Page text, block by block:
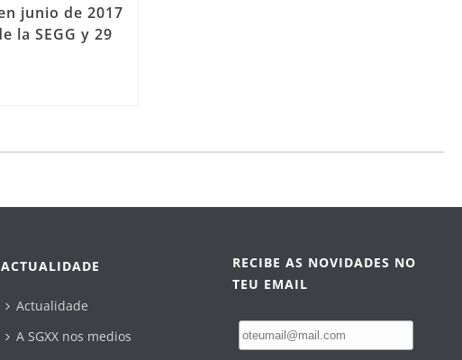
junio de 2017
la SEGG y 29
ACTUALIDADE
Actualidade
A SGXX nos medios
RECIBE AS NOVIDADES NO
TEU EMAIL